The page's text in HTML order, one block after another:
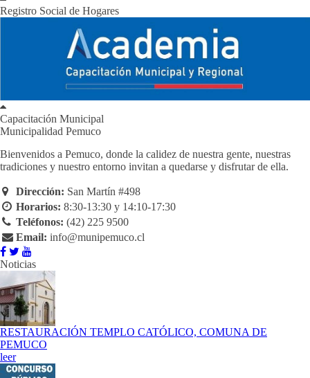
Registro Social de Hogares
Capacitación Municipal
Municipalidad Pemuco
Bienvenidos a Pemuco, donde la calidez de nuestra gente, nuestras
tradiciones y nuestro entorno invitan a quedarse y disfrutar de ella.
Dirección: San Martín #498
Horarios: 8:30-13:30 y 14:10-17:30
Teléfonos: (42) 225 9500
Email: info@munipemuco.cl
Noticias
RESTAURACIÓN TEMPLO CATÓLICO, COMUNA DE
PEMUCO
leer